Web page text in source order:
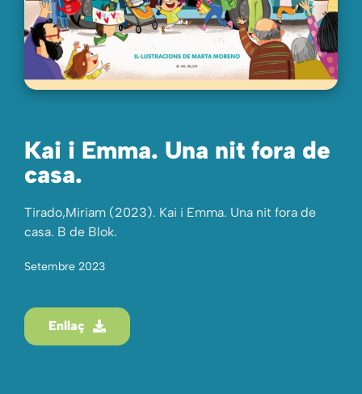
Kai i Emma. Una nit fora de
casa.
Tirado,Miriam (2023). Kai i Emma. Una nit fora de
casa. B de Blok.
Setembre 2023
Enllaç